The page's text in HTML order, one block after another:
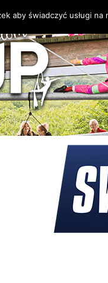
aby świadczyć usługi